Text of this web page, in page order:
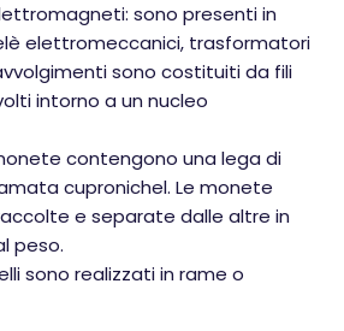
sono presenti in
elettromeccanici, trasformatori
sono costituiti da fili
intorno a un nucleo
contengono una lega di
cupronichel. Le monete
e separate dalle altre in
peso.
sono realizzati in rame o